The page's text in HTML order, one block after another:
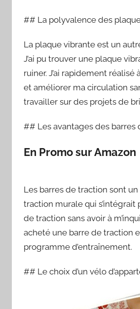
## La polyvalence des
La plaque vibrante est un
J’ai pu trouver une plaque
ruiner. J’ai rapidement
et améliorer ma circulation
travailler sur des projets de
## Les avantages des barres
En Promo sur Amazon
Les barres de traction sont
traction murale qui s’intégrait
de traction sans avoir à
acheté une barre de traction
programme d’entraînement.
## Le choix d’un vélo